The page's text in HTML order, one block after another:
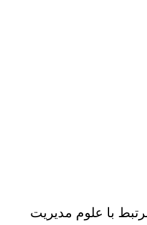
با علوم مدیریت